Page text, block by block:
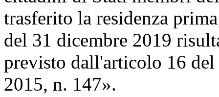
trasferito la residenza
del 31 dicembre 2019
previsto dall'articolo 16
2015, n. 147».